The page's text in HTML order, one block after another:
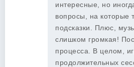
интересные, но
вопросы, на которые
подсказки. Плюс,
слишком громкая!
процесса. В целом,
продолжительных